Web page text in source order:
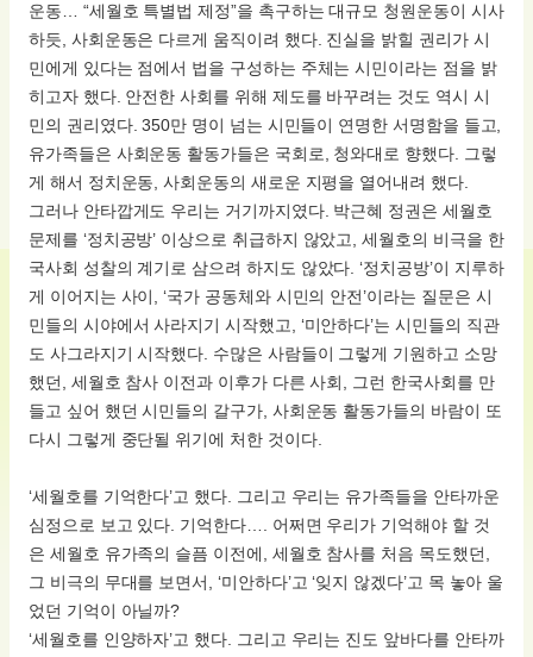
운동… “세월호 특별법 제정”을 촉구하는 대규모 청원운동이 시사
하듯, 사회운동은 다르게 움직이려 했다. 진실을 밝힐 권리가 시
민에게 있다는 점에서 법을 구성하는 주체는 시민이라는 점을 밝
히고자 했다. 안전한 사회를 위해 제도를 바꾸려는 것도 역시 시
민의 권리였다. 350만 명이 넘는 시민들이 연명한 서명함을 들고,
유가족들은 사회운동 활동가들은 국회로, 청와대로 향했다. 그렇
게 해서 정치운동, 사회운동의 새로운 지평을 열어내려 했다.
그러나 안타깝게도 우리는 거기까지였다. 박근혜 정권은 세월호
문제를 ‘정치공방’ 이상으로 취급하지 않았고, 세월호의 비극을 한
국사회 성찰의 계기로 삼으려 하지도 않았다. ‘정치공방’이 지루하
게 이어지는 사이, ‘국가 공동체와 시민의 안전’이라는 질문은 시
민들의 시야에서 사라지기 시작했고, ‘미안하다’는 시민들의 직관
도 사그라지기 시작했다. 수많은 사람들이 그렇게 기원하고 소망
했던, 세월호 참사 이전과 이후가 다른 사회, 그런 한국사회를 만
들고 싶어 했던 시민들의 갈구가, 사회운동 활동가들의 바람이 또
다시 그렇게 중단될 위기에 처한 것이다.
‘세월호를 기억한다’고 했다. 그리고 우리는 유가족들을 안타까운
심정으로 보고 있다. 기억한다…. 어쩌면 우리가 기억해야 할 것
은 세월호 유가족의 슬픔 이전에, 세월호 참사를 처음 목도했던,
그 비극의 무대를 보면서, ‘미안하다’고 ‘잊지 않겠다’고 목 놓아 울
었던 기억이 아닐까?
‘세월호를 인양하자’고 했다. 그리고 우리는 진도 앞바다를 안타까